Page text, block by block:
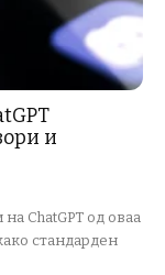
и
ChatGPT од оваа
стандарден